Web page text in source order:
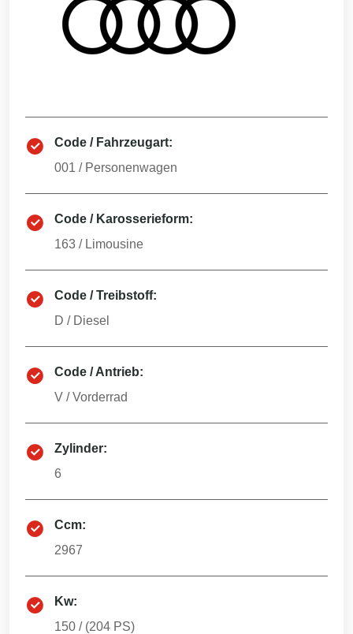
Code / Fahrzeugart:
001 / Personenwagen
Code / Karosserieform:
163 / Limousine
Code / Treibstoff:
D / Diesel
Code / Antrieb:
V /Vorderrad
Zylinder:
6
Ccm:
2967
Kw:
150 / (204 PS)